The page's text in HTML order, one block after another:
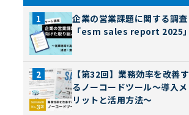
企業の営業課題に関する調査
「esm sales report 2025」
【第32回】業務効率を改善す
るノーコードツール～導入メ
リットと活用方法～